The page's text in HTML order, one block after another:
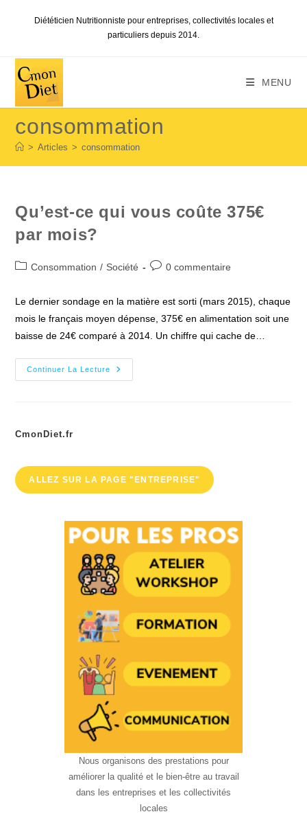
Diététicien Nutritionniste pour entreprises, collectivités locales et
particuliers depuis 2014.
MENU
consommation
> Articles > consommation
Qu’est-ce qui vous coûte 375€
par mois?
PostConsommation / Société
Commentaires
publication :
0 commentaire
Le dernier sondage en la matière est sorti (mars 2015), chaque
mois le français moyen dépense, 375€ en alimentation soit une
baisse de 24€ comparé à 2014. Un chiffre qui cache de…
Continuer La Lecture
Qu’est-
Ce
CmonDiet.fr
ALLEZ SUR LA PAGE "ENTREPRISE"
Nous organisons des prestations pour
améliorer la qualité et le bien-être au travail
dans les entreprises et les collectivités
locales